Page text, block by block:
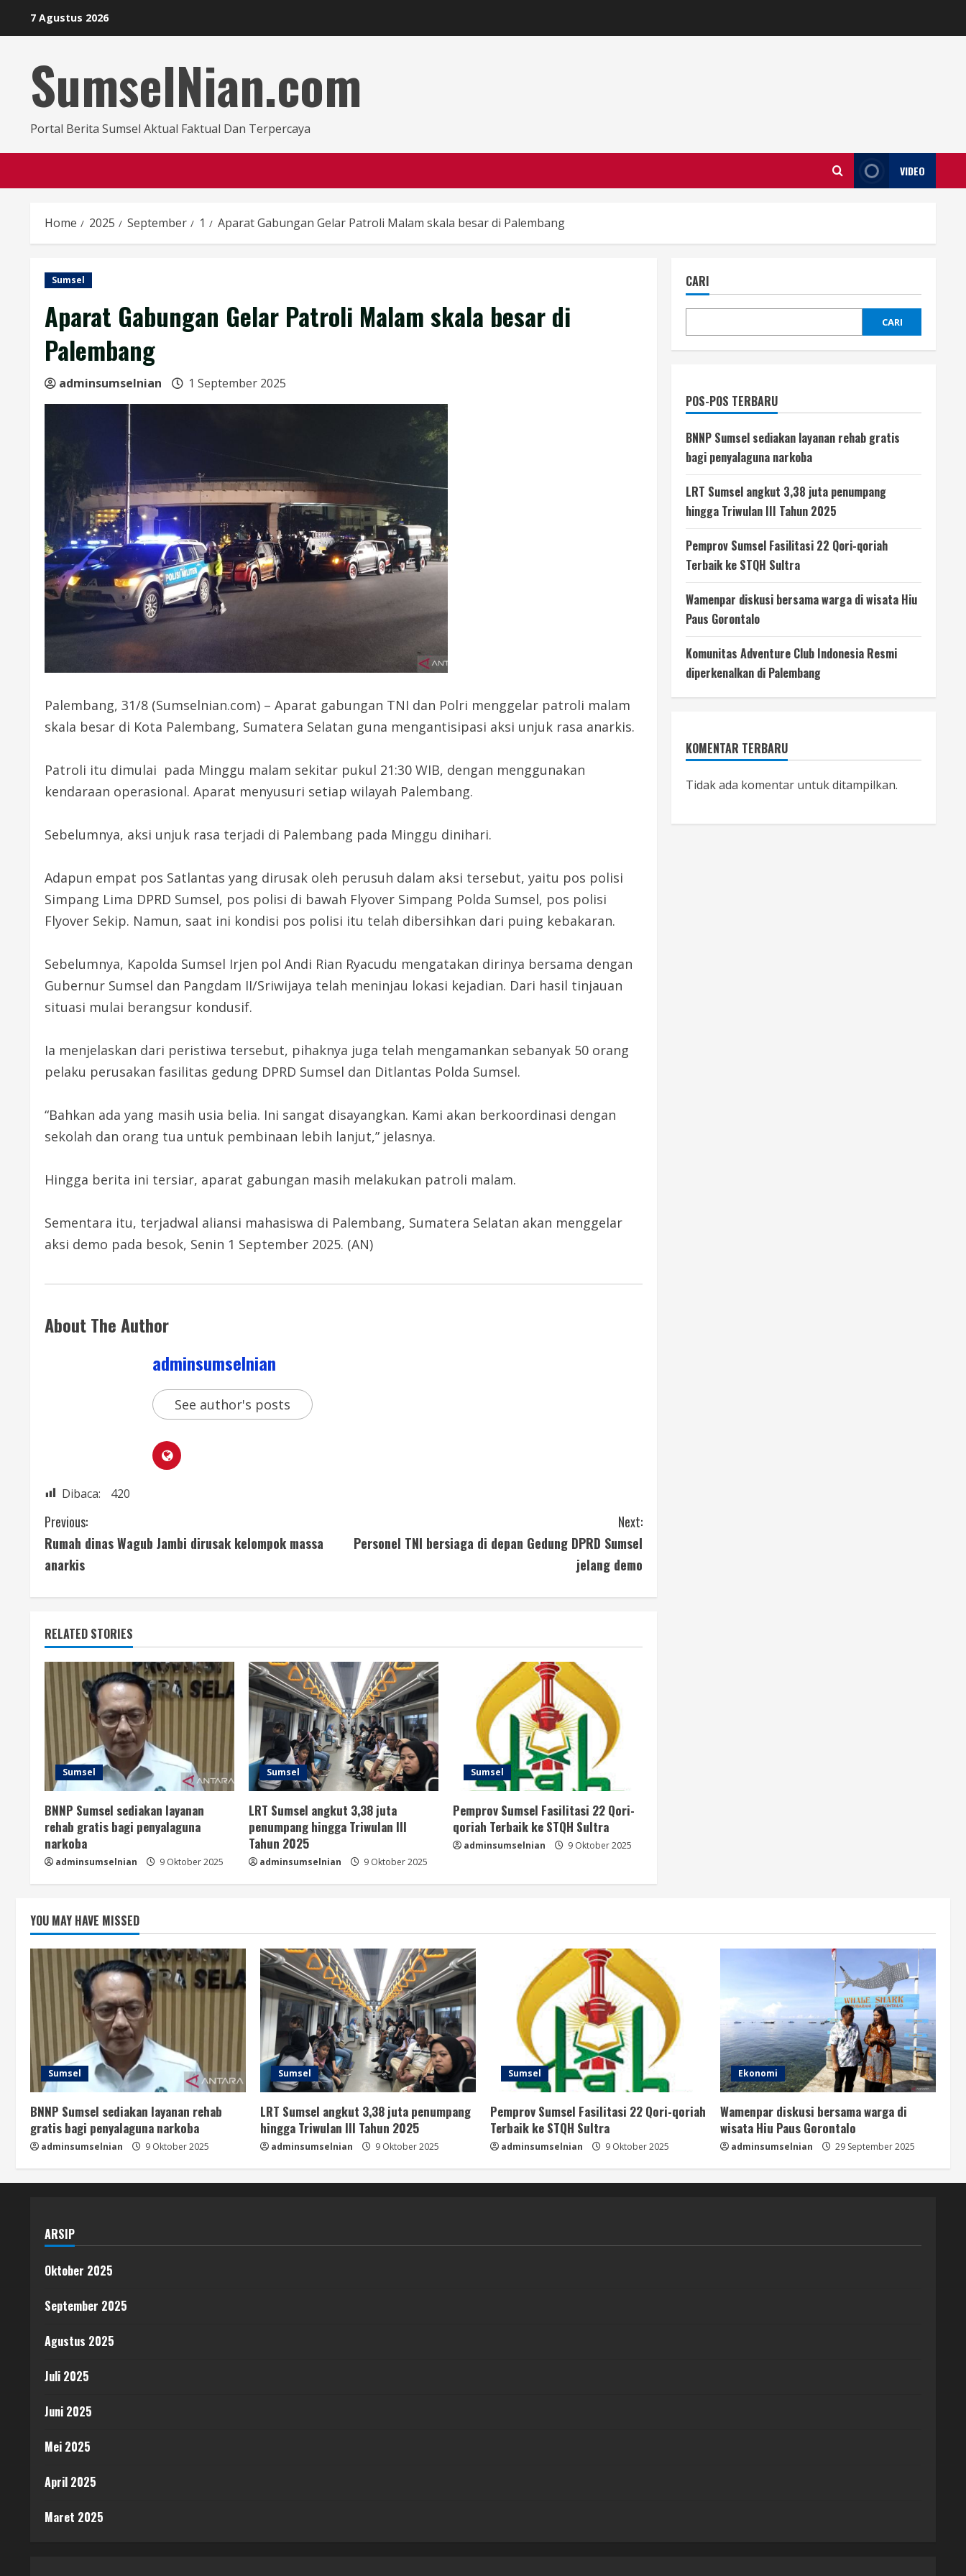
7 Agustus 2026
SumselNian.com
Portal Berita Sumsel Aktual Faktual Dan Terpercaya
VIDEO
Home 2025 September 1 Aparat Gabungan Gelar Patroli Malam skala besar di Palembang
Sumsel
Aparat Gabungan Gelar Patroli Malam skala besar di
Palembang
adminsumselnian 1 September 2025
Palembang, 31/8 (Sumselnian.com) – Aparat gabungan TNI dan Polri menggelar patroli malam
skala besar di Kota Palembang, Sumatera Selatan guna mengantisipasi aksi unjuk rasa anarkis.
Patroli itu dimulai pada Minggu malam sekitar pukul 21:30 WIB, dengan menggunakan
kendaraan operasional. Aparat menyusuri setiap wilayah Palembang.
Sebelumnya, aksi unjuk rasa terjadi di Palembang pada Minggu dinihari.
Adapun empat pos Satlantas yang dirusak oleh perusuh dalam aksi tersebut, yaitu pos polisi
Simpang Lima DPRD Sumsel, pos polisi di bawah Flyover Simpang Polda Sumsel, pos polisi
Flyover Sekip. Namun, saat ini kondisi pos polisi itu telah dibersihkan dari puing kebakaran.
Sebelumnya, Kapolda Sumsel Irjen pol Andi Rian Ryacudu mengatakan dirinya bersama dengan
Gubernur Sumsel dan Pangdam II/Sriwijaya telah meninjau lokasi kejadian. Dari hasil tinjauan
situasi mulai berangsur kondusif.
Ia menjelaskan dari peristiwa tersebut, pihaknya juga telah mengamankan sebanyak 50 orang
pelaku perusakan fasilitas gedung DPRD Sumsel dan Ditlantas Polda Sumsel.
“Bahkan ada yang masih usia belia. Ini sangat disayangkan. Kami akan berkoordinasi dengan
sekolah dan orang tua untuk pembinaan lebih lanjut,” jelasnya.
Hingga berita ini tersiar, aparat gabungan masih melakukan patroli malam.
Sementara itu, terjadwal aliansi mahasiswa di Palembang, Sumatera Selatan akan menggelar
aksi demo pada besok, Senin 1 September 2025. (AN)
About The Author
adminsumselnian
See author's posts
Dibaca: 420
Previous:
Rumah dinas Wagub Jambi dirusak kelompok massa
anarkis
Next:
Personel TNI bersiaga di depan Gedung DPRD Sumsel
jelang demo
RELATED STORIES
Sumsel
BNNP Sumsel sediakan layanan
rehab gratis bagi penyalaguna
narkoba
adminsumselnian 9 Oktober 2025
Sumsel
LRT Sumsel angkut 3,38 juta
penumpang hingga Triwulan III
Tahun 2025
adminsumselnian 9 Oktober 2025
Sumsel
Pemprov Sumsel Fasilitasi 22 Qori-
qoriah Terbaik ke STQH Sultra
adminsumselnian 9 Oktober 2025
CARI
CARI
POS-POS TERBARU
BNNP Sumsel sediakan layanan rehab gratis
bagi penyalaguna narkoba
LRT Sumsel angkut 3,38 juta penumpang
hingga Triwulan III Tahun 2025
Pemprov Sumsel Fasilitasi 22 Qori-qoriah
Terbaik ke STQH Sultra
Wamenpar diskusi bersama warga di wisata Hiu
Paus Gorontalo
Komunitas Adventure Club Indonesia Resmi
diperkenalkan di Palembang
KOMENTAR TERBARU
Tidak ada komentar untuk ditampilkan.
YOU MAY HAVE MISSED
Sumsel
BNNP Sumsel sediakan layanan rehab
gratis bagi penyalaguna narkoba
adminsumselnian 9 Oktober 2025
Sumsel
LRT Sumsel angkut 3,38 juta penumpang
hingga Triwulan III Tahun 2025
adminsumselnian 9 Oktober 2025
Sumsel
Pemprov Sumsel Fasilitasi 22 Qori-qoriah
Terbaik ke STQH Sultra
adminsumselnian 9 Oktober 2025
Ekonomi
Wamenpar diskusi bersama warga di
wisata Hiu Paus Gorontalo
adminsumselnian 29 September 2025
ARSIP
Oktober 2025
September 2025
Agustus 2025
Juli 2025
Juni 2025
Mei 2025
April 2025
Maret 2025